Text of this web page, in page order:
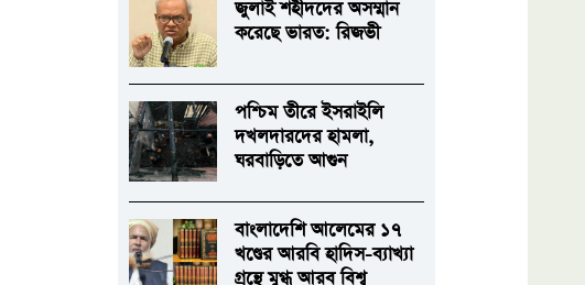
জুলাই শহীদদের অসম্মান
করেছে ভারত: রিজভী
পশ্চিম তীরে ইসরাইলি
দখলদারদের হামলা,
ঘরবাড়িতে আগুন
বাংলাদেশি আলেমের ১৭
খণ্ডের আরবি হাদিস-ব্যাখ্যা
গ্রন্থে মুগ্ধ আরব বিশ্ব